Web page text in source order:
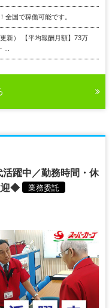
国で稼働可能です。
新） 【平均報酬月額】73万
躍中／勤務時間・休
迎◆
業務委託